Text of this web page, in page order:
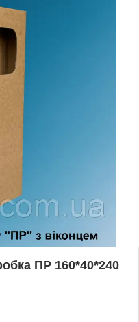
ПР 160*40*240